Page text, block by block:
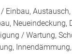
Einbau, Austausch,
Neueindeckung,
/ Wartung,